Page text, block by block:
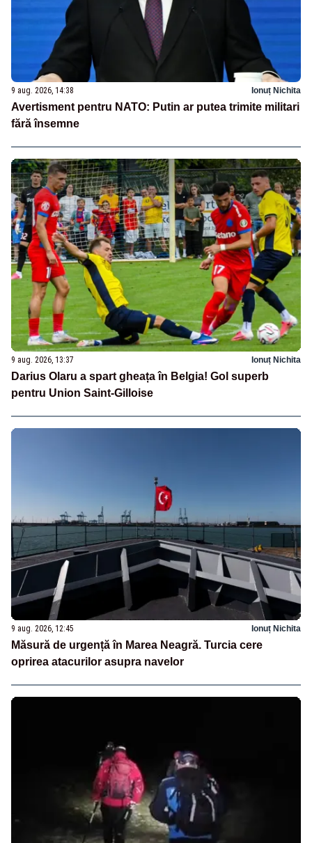
9 aug. 2026, 14:38 Ionuț Nichita
Avertisment pentru NATO: Putin ar putea trimite militari
fără însemne
9 aug. 2026, 13:37 Ionuț Nichita
Darius Olaru a spart gheața în Belgia! Gol superb
pentru Union Saint-Gilloise
9 aug. 2026, 12:45 Ionuț Nichita
Măsură de urgență în Marea Neagră. Turcia cere
oprirea atacurilor asupra navelor